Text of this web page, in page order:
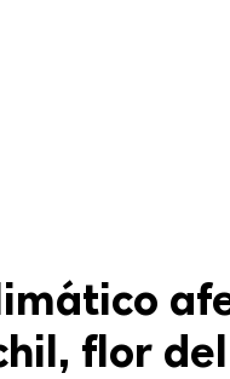
flor